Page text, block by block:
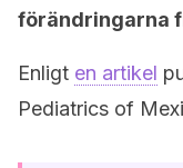
förändringarna
Enligt en artikel
Pediatrics of